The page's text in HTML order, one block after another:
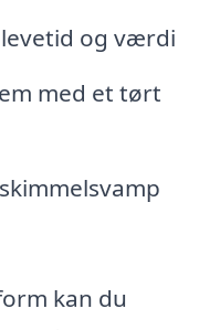
og værdi
med et tørt
kan du